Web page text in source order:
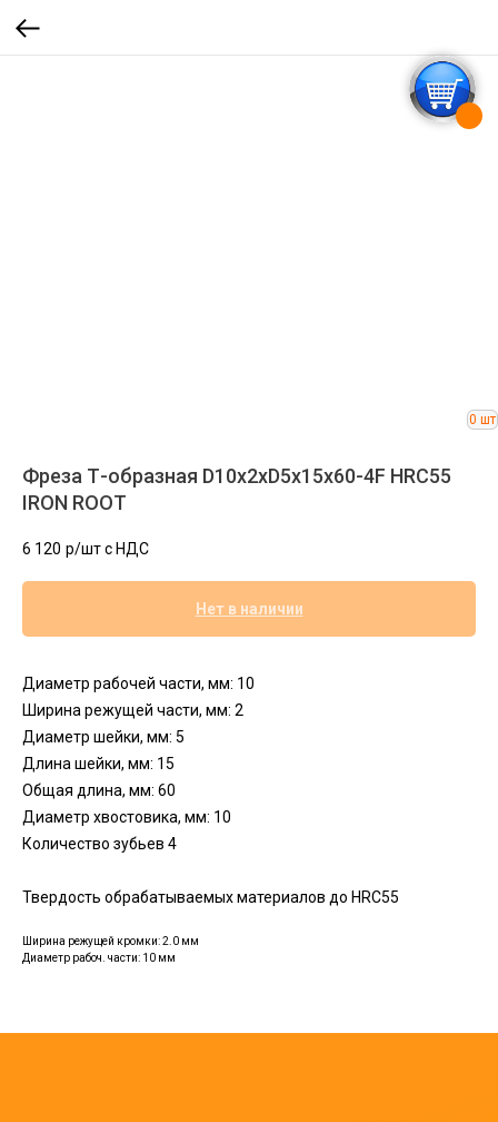
Фреза Т-образная D10x2xD5x15x60-4F HRC55
IRON ROOT
6 120 р/шт c НДС
Нет в наличии
Диаметр рабочей части, мм: 10
Ширина режущей части, мм: 2
Диаметр шейки, мм: 5
Длина шейки, мм: 15
Общая длина, мм: 60
Диаметр хвостовика, мм: 10
Количество зубьев 4
Твердость обрабатываемых материалов до HRC55
Ширина режущей кромки: 2.0 мм
Диаметр рабоч. части: 10 мм